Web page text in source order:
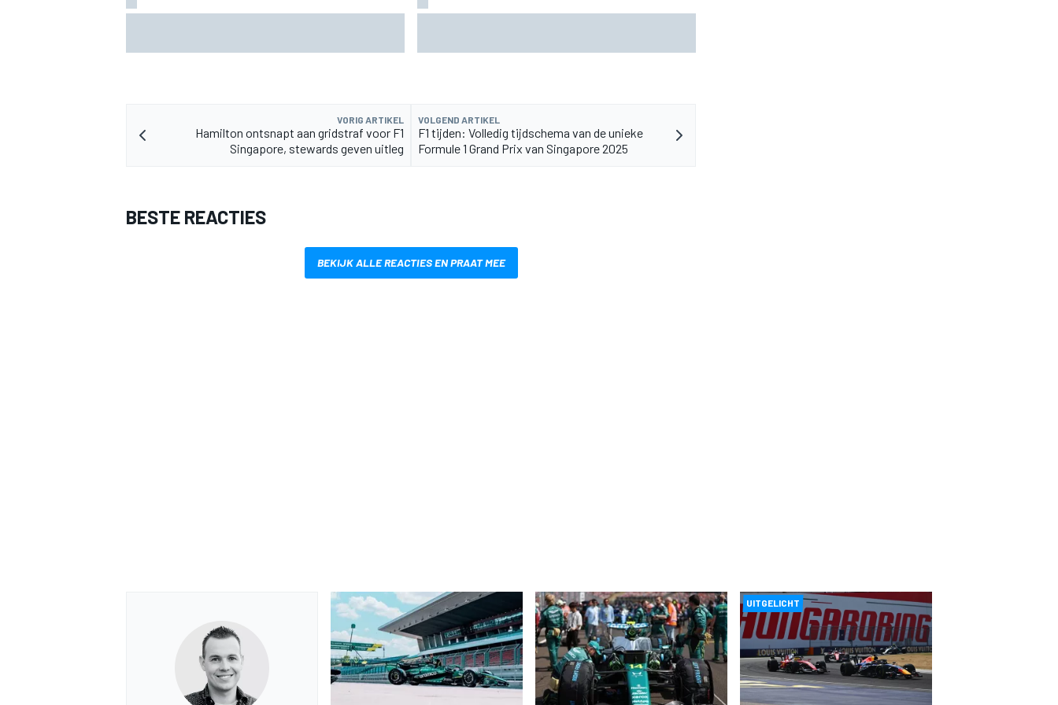
MEER RACEKLASSEN
VORIG ARTIKEL
Hamilton ontsnapt aan gridstraf voor F1
Singapore, stewards geven uitleg
VOLGEND ARTIKEL
F1 tijden: Volledig tijdschema van de unieke
Formule 1 Grand Prix van Singapore 2025
BESTE REACTIES
BEKIJK ALLE REACTIES EN PRAAT MEE
UITGELICHT